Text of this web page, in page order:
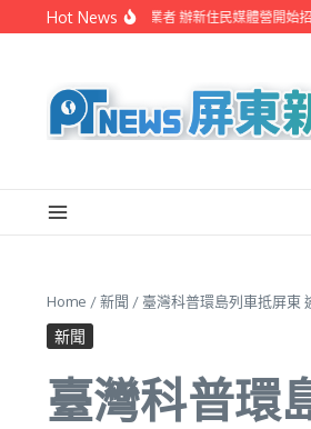
Skip to content
Hot News
屏縣府聯手在地電視業者 辦新住民媒體營開始招生
Home /新聞 / 臺灣科普環島列車抵屏東
新聞
臺灣科普環